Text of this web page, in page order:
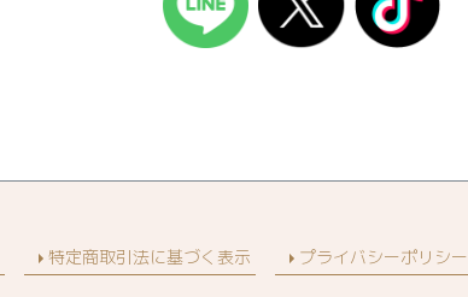
特定商取引法に基づく表示 プライバシーポリシー